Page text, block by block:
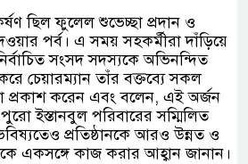
ছিল ফুলেল শুভেচ্ছা প্রদান ও
পর্ব। এ সময় সহকর্মীরা দাঁড়িয়ে
সংসদ সদস্যকে অভিনন্দিত
চেয়ারম্যান তাঁর বক্তব্যে সকল
প্রকাশ করেন এবং বলেন, এই অর্জন
ইস্তানবুল পরিবারের সম্মিলিত
প্রতিষ্ঠানকে আরও উন্নত ও
একসঙ্গে কাজ করার আহ্বান জানান।